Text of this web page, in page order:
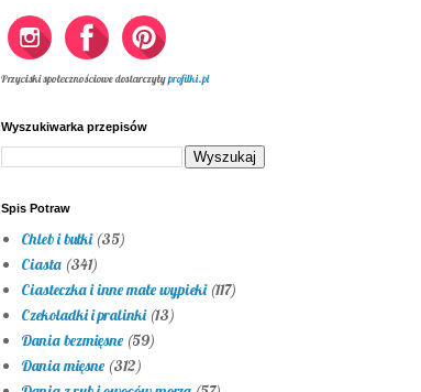
Przyciski społecznościowe dostarczyłyprofilki.pl
Wyszukiwarka przepisów
Spis Potraw
Chleb i bułki (35)
Ciasta (341)
Ciasteczka i inne małe wypieki (117)
Czekoladki i pralinki (13)
Dania bezmięsne (59)
Dania mięsne (312)